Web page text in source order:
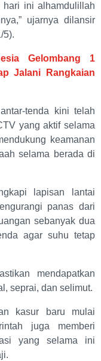
hari ini alhamdulillah
ujarnya dilansir
5).
Gelombang 1
Jalani Rangkaian
tenda kini telah
yang aktif selama
keamanan
selama berada di
lapisan lantai
panas dari
sebanyak dua
agar suhu tetap
mendapatkan
seprai, dan selimut.
kasur baru mulai
juga memberi
yang selama ini